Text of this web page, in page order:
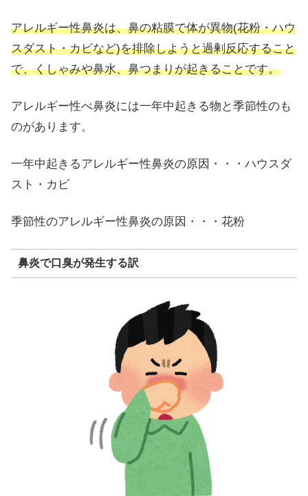
アレルギー性鼻炎は、鼻の粘膜で体が異物(花粉・ハウ
スダスト・カビなど)を排除しようと過剰反応すること
で、くしゃみや鼻水、鼻つまりが起きることです。
アレルギー性べ鼻炎には一年中起きる物と季節性のも
のがあります。
一年中起きるアレルギー性鼻炎の原因・・・ハウスダ
スト・カビ
季節性のアレルギー性鼻炎の原因・・・花粉
鼻炎で口臭が発生する訳